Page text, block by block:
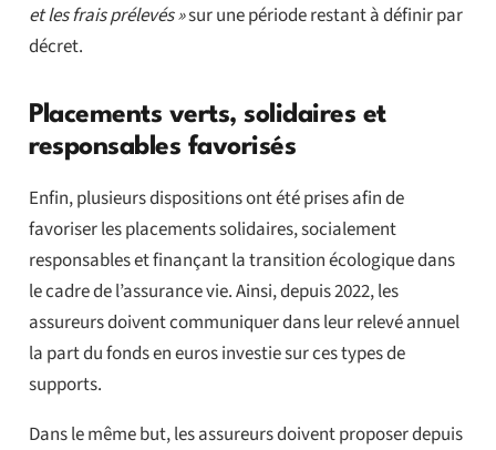
et les frais prélevés »sur une période restant à définir par
décret.
Placements verts, solidaires et
responsables favorisés
Enfin, plusieurs dispositions ont été prises afin de
favoriser les placements solidaires, socialement
responsables et finançant la transition écologique dans
le cadre de l’assurance vie. Ainsi, depuis 2022, les
assureurs doivent communiquer dans leur relevé annuel
la part du fonds en euros investie sur ces types de
supports.
Dans le même but, les assureurs doivent proposer depuis